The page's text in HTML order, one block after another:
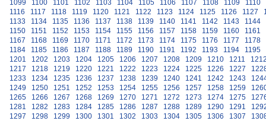
1099 1100 1101 1102 1103 1104 1105 1106 1107 1108 1109
1110
1116
1117 1118 1119 1120 1121 1122 1123 1124 1125 1126 1127
1133
1134 1135 1136 1137 1138 1139 1140 1141 1142 1143
1144
1150
1151 1152 1153 1154 1155 1156 1157 1158 1159 1160
1161
1167
1168 1169 1170 1171 1172 1173 1174 1175 1176 1177
1178
1184
1185 1186 1187 1188 1189 1190 1191 1192 1193 1194
1195
1201
1202 1203 1204 1205 1206 1207 1208 1209 1210 1211
1217
1218 1219 1220 1221 1222 1223 1224 1225 1226 1227
1233
1234 1235 1236 1237 1238 1239 1240 1241 1242 1243
1249
1250 1251 1252 1253 1254 1255 1256 1257 1258 1259
1265
1266 1267 1268 1269 1270 1271 1272 1273 1274 1275
1281
1282 1283 1284 1285 1286 1287 1288 1289 1290 1291
1297
1298 1299 1300 1301 1302 1303 1304 1305 1306 1307